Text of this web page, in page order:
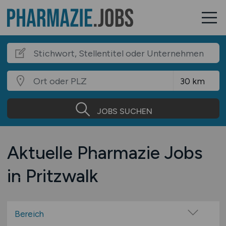
JOBS SUCHEN
Aktuelle Pharmazie Jobs
in Pritzwalk
Bereich